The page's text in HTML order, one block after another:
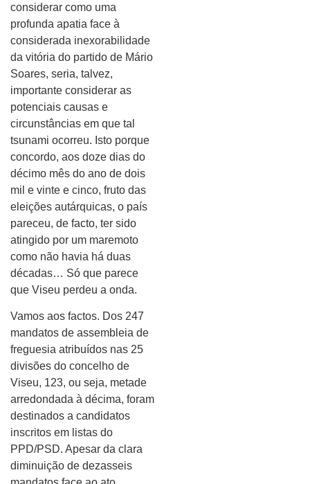
considerar como uma
profunda apatia face à
considerada inexorabilidade
da vitória do partido de Mário
Soares, seria, talvez,
importante considerar as
potenciais causas e
circunstâncias em que tal
tsunami ocorreu. Isto porque
concordo, aos doze dias do
décimo mês do ano de dois
mil e vinte e cinco, fruto das
eleições autárquicas, o país
pareceu, de facto, ter sido
atingido por um maremoto
como não havia há duas
décadas… Só que parece
que Viseu perdeu a onda.
Vamos aos factos. Dos 247
mandatos de assembleia de
freguesia atribuídos nas 25
divisões do concelho de
Viseu, 123, ou seja, metade
arredondada à décima, foram
destinados a candidatos
inscritos em listas do
PPD/PSD. Apesar da clara
diminuição de dezasseis